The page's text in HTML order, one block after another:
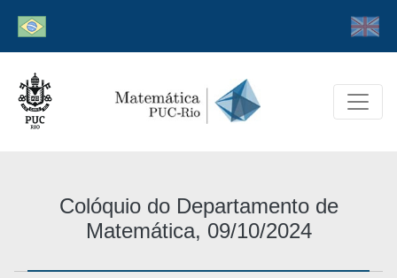
Colóquio do Departamento de
Matemática, 09/10/2024